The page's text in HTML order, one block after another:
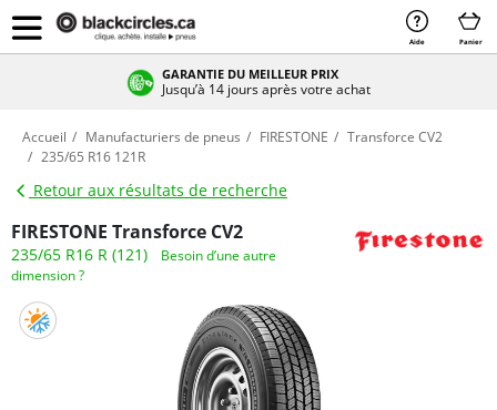
Aide Panier
GARANTIE DU MEILLEUR PRIX
Jusqu’à 14 jours après votre achat
Accueil Manufacturiers de pneus FIRESTONE
Transforce CV2
235/65 R16 121R
Retour aux résultats de recherche
FIRESTONE Transforce CV2
235/65 R16 R (121)
Besoin d’une autre
dimension ?